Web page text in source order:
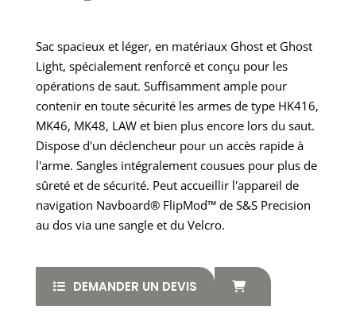
Sac spacieux et léger, en matériaux Ghost et Ghost
Light, spécialement renforcé et conçu pour les
opérations de saut. Suffisamment ample pour
contenir en toute sécurité les armes de type HK416,
MK46, MK48, LAW et bien plus encore lors du saut.
Dispose d'un déclencheur pour un accès rapide à
l'arme. Sangles intégralement cousues pour plus de
sûreté et de sécurité. Peut accueillir l'appareil de
navigation Navboard® FlipMod™ de S&S Precision
au dos via une sangle et du Velcro.
DEMANDER UN DEVIS